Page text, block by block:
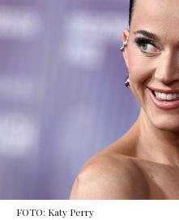
FOTO: Katy Perry